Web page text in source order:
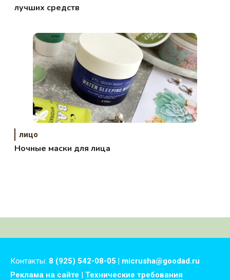
лучших средств
лицо
Ночные маски для лица
Контакты: 8 (925) 542-08-05 | micrusha@goodad.ru
Реклама на сайте | Технические требования